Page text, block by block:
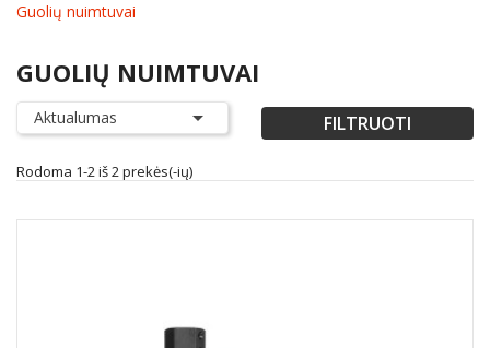
Guolių nuimtuvai
GUOLIŲ NUIMTUVAI
Aktualumas  FILTRUOTI
Rodoma 1-2 iš 2 prekės(-ių)